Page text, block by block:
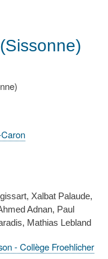
Xalbat Palaude,
Adnan, Paul
Mathias Lebland
- Collège Froehlicher